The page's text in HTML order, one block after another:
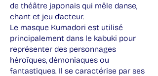
de théâtre japonais qui mêle danse,
chant et jeu d’acteur.
Le masque Kumadori est utilisé
principalement dans le kabuki pour
représenter des personnages
héroïques, démoniaques ou
fantastiques. Il se caractérise par ses